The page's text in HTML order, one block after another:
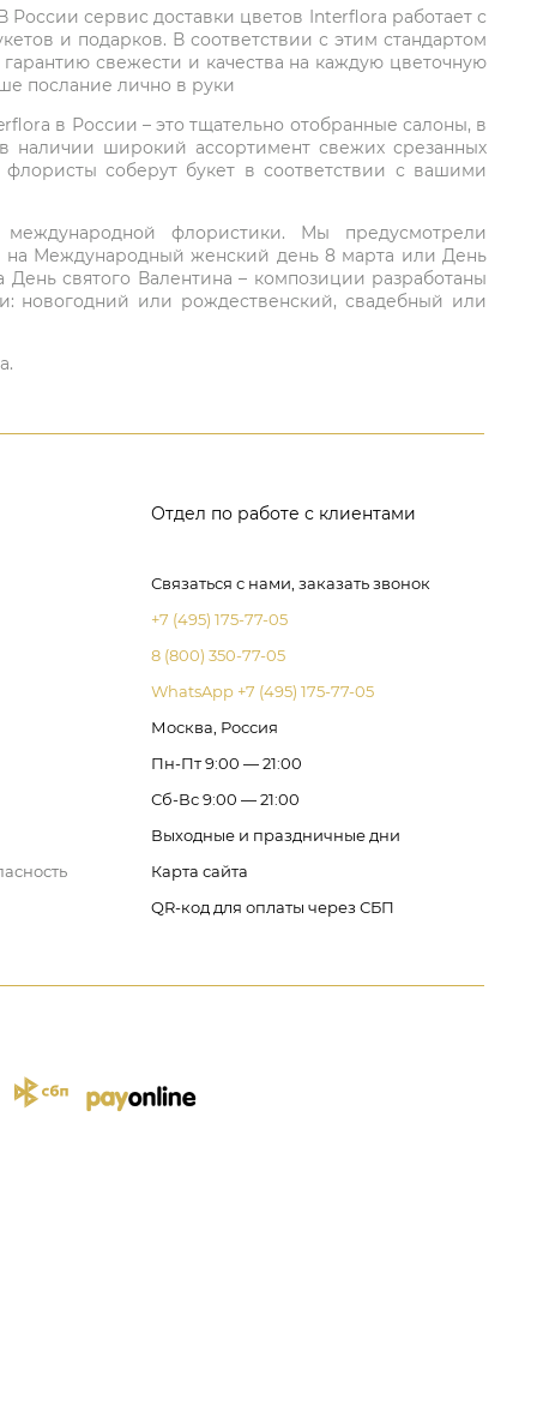
сервис доставки цветов Interflora работает с
и подарков. В соответствии с этим стандартом
свежести и качества на каждую цветочную
послание лично в руки
в России – это тщательно отобранные салоны, в
наличии широкий ассортимент свежих срезанных
соберут букет в соответствии с вашими
флористики. Мы предусмотрели
на Международный женский день 8 марта или День
святого Валентина – композиции разработаны
новогодний или рождественский, свадебный или
Отдел по работе с клиентами
Связаться с нами, заказать звонок
+7 (495) 175-77-05
8 (800) 350-77-05
WhatsApp +7 (495) 175-77-05
Москва, Россия
Пн-Пт 9:00 — 21:00
Сб-Вс 9:00 — 21:00
Выходные и праздничные дни
Карта сайта
QR-код для оплаты через СБП